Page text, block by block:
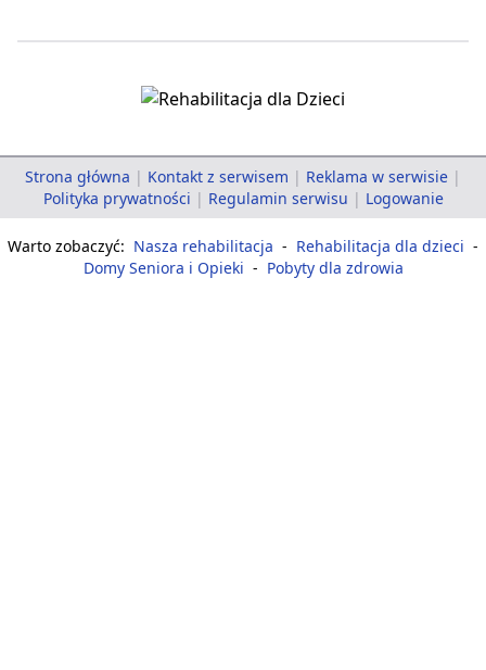
Strona główna | Kontakt z serwisem | Reklama w serwisie |
Polityka prywatności | Regulamin serwisu | Logowanie
Warto zobaczyć: Nasza rehabilitacja - Rehabilitacja dla dzieci -
Domy Seniora i Opieki - Pobyty dla zdrowia